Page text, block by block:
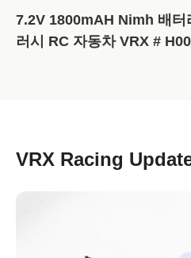
7.2V 1800mAH Nimh 배터
러시 RC 자동차 VRX #
VRX Racing